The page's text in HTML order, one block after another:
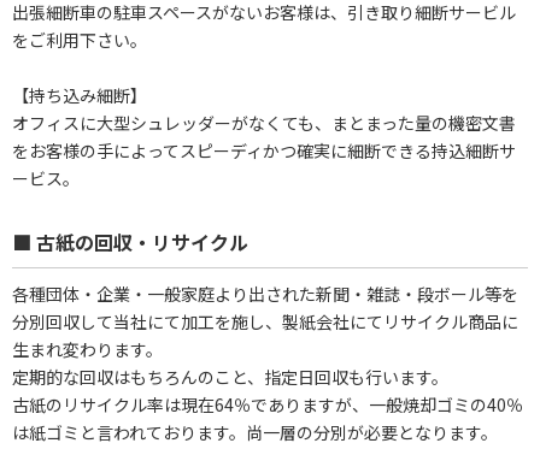
出張細断車の駐車スペースがないお客様は、引き取り細断サービル
をご利用下さい。
【持ち込み細断】
オフィスに大型シュレッダーがなくても、まとまった量の機密文書
をお客様の手によってスピーディかつ確実に細断できる持込細断サ
ービス。
■ 古紙の回収・リサイクル
各種団体・企業・一般家庭より出された新聞・雑誌・段ボール等を
分別回収して当社にて加工を施し、製紙会社にてリサイクル商品に
生まれ変わります。
定期的な回収はもちろんのこと、指定日回収も行います。
古紙のリサイクル率は現在64％でありますが、一般焼却ゴミの40％
は紙ゴミと言われております。尚一層の分別が必要となります。